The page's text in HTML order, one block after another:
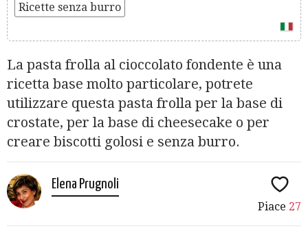
Ricette senza burro
La pasta frolla al cioccolato fondente è una
ricetta base molto particolare, potrete
utilizzare questa pasta frolla per la base di
crostate, per la base di cheesecake o per
creare biscotti golosi e senza burro.
Elena Prugnoli
Piace 27